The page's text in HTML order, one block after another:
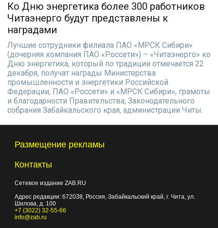
Ко Дню энергетика более 300 работников
Читаэнерго будут представлены к
наградами
Лучшие сотрудники филиала ПАО «МРСК Сибири»
(дочерняя компания ПАО «Россети») – «Читаэнерго» ко
Дню энергетика, который по традиции отмечается 22
декабря, получат награды Министерства
промышленности и энергетики Российской
Федерации, ПАО «Россети» и «МРСК Сибири», грамоты
и благодарности Правительства, Законодательного
собрания Забайкальского края, администрации Читы.
Размещение рекламы
Контакты
Сетевое издание ZAB.RU
Адрес редакции: 672038, Россия, Забайкальский край, г. Чита, ул.
Шилова, д. 100
+7 (3022) 32-55-66
info@zab.ru